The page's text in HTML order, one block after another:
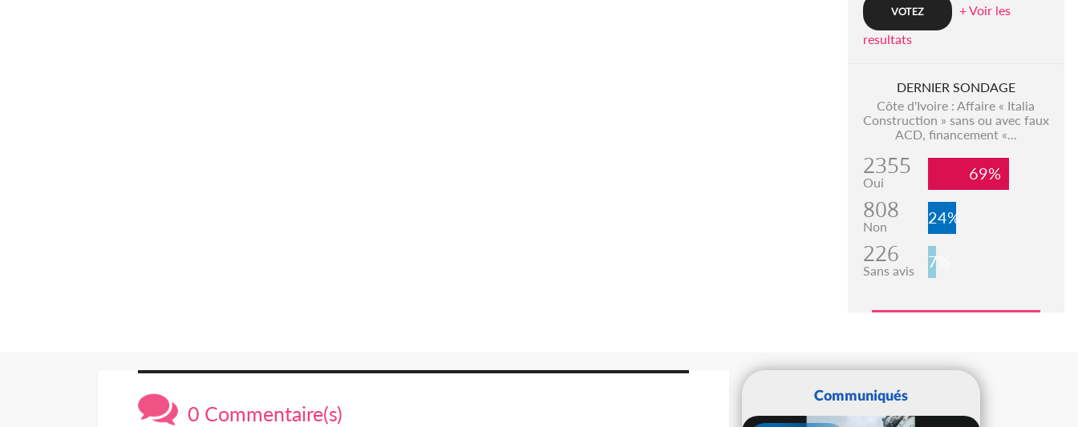
+ Voir les
resultats
DERNIER SONDAGE
Côte d'Ivoire : Affaire « Italia
Construction » sans ou avec faux
ACD, financement «...
2355
Oui 69%
808
Non 24%
226
Sans avis 7%
0 Commentaire(s)
Communiqués